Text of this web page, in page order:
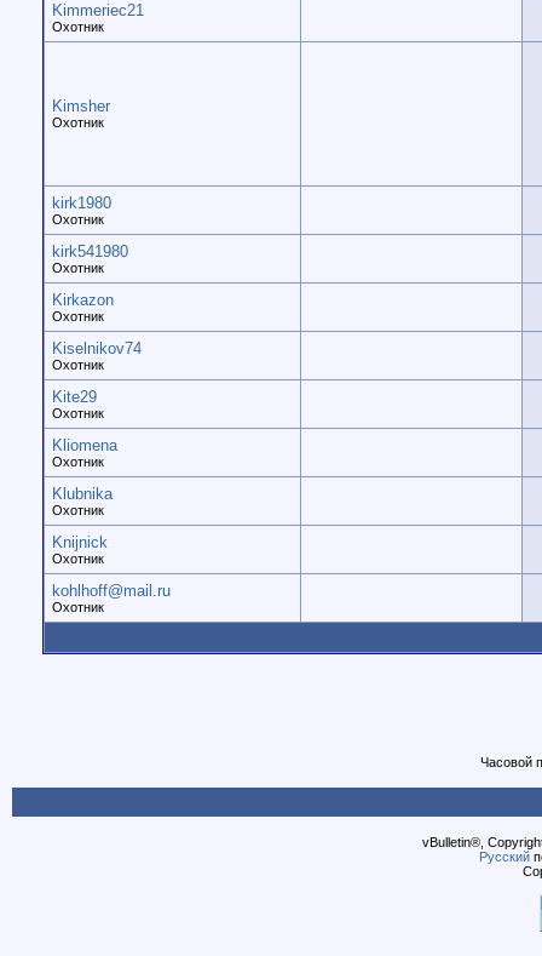
Kimmeriec21
Охотник
Kimsher
Охотник
kirk1980
Охотник
kirk541980
Охотник
Kirkazon
Охотник
Kiselnikov74
Охотник
Kite29
Охотник
Kliomena
Охотник
Klubnika
Охотник
Knijnick
Охотник
kohlhoff@mail.ru
Охотник
Часовой
vBulletin®,
Русский